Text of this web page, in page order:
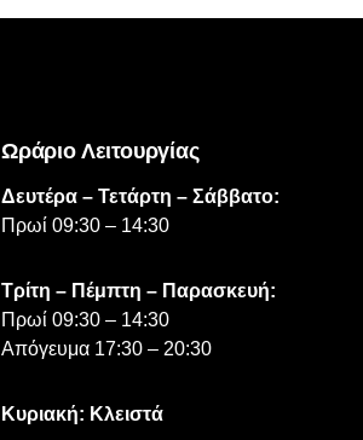
Ωράριο Λειτουργίας
Δευτέρα – Τετάρτη – Σάββατο:
Πρωί 09:30 – 14:30
Τρίτη – Πέμπτη – Παρασκευή:
Πρωί 09:30 – 14:30
Απόγευμα 17:30 – 20:30
Κυριακή: Κλειστά